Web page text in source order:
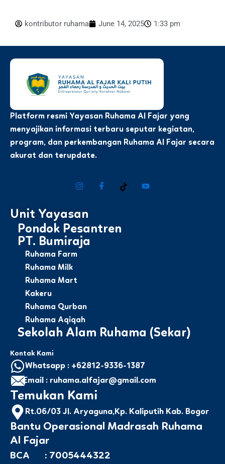
kontributor ruhama June 14, 2025 1:33 pm
Platform resmi Yayasan Ruhama Al Fajar yang
menyajikan informasi terbaru seputar kegiatan,
program, dan perkembangan Ruhama Al Fajar secara
akurat dan terupdate.
Unit Yayasan
Pondok Pesantren
PT. Bumiraja
Ruhama Farm
Ruhama Milk
Ruhama Mart
Kakeru
Ruhama Qurban
Ruhama Aqiqah
Sekolah Alam Ruhama (Sekar)
Kontak Kami
Whatsapp : +62812-9336-1387
Email : ruhama.alfajar@gmail.com
Temukan Kami
Rt.06/03 Jl. Aryaguna,Kp. Kaliputih Kab. Bogor
Bantu Operasional Madrasah Ruhama
Al Fajar
BCA : 7005444322